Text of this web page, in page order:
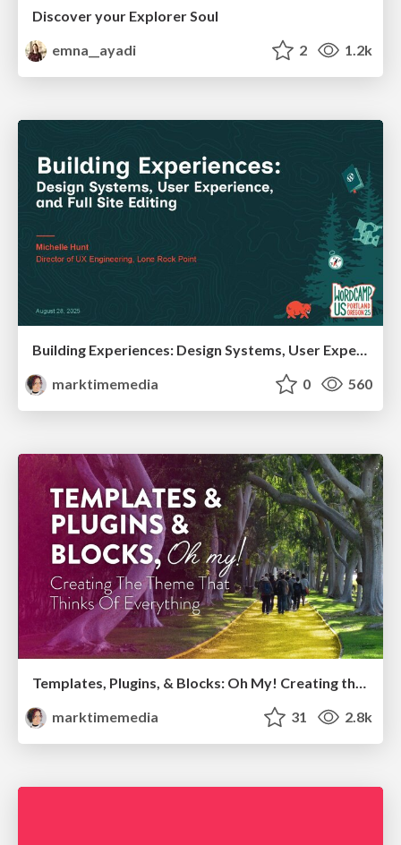
Discover your Explorer Soul
emna__ayadi
2 1.2k
Building Experiences: Design Systems, User Experience, and Full Site Editing
marktimemedia
0 560
Templates, Plugins, & Blocks: Oh My! Creating the theme that thinks of everything
marktimemedia
31 2.8k